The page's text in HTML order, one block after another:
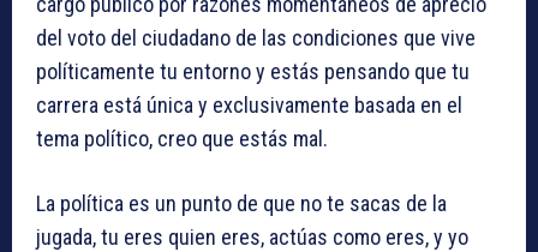
del voto del ciudadano de las condiciones que vive
políticamente tu entorno y estás pensando que tu
carrera está única y exclusivamente basada en el
tema político, creo que estás mal.
La política es un punto de que no te sacas de la
jugada, tu eres quien eres, actúas como eres, y yo